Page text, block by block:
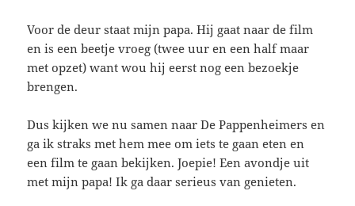
Voor de deur staat mijn papa. Hij gaat naar de film
en is een beetje vroeg (twee uur en een half maar
met opzet) want wou hij eerst nog een bezoekje
brengen.
Dus kijken we nu samen naar De Pappenheimers en
ga ik straks met hem mee om iets te gaan eten en
een film te gaan bekijken. Joepie! Een avondje uit
met mijn papa! Ik ga daar serieus van genieten.